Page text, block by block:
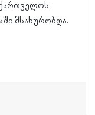
მსახურობდა.